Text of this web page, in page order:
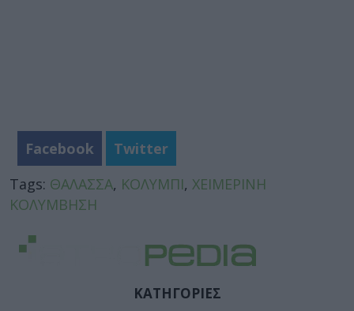
Facebook
Twitter
Tags: ΘΑΛΑΣΣΑ, ΚΟΛΥΜΠΙ, ΧΕΙΜΕΡΙΝΗ
ΚΟΛΥΜΒΗΣΗ
ΚΑΤΗΓΟΡΙΕΣ